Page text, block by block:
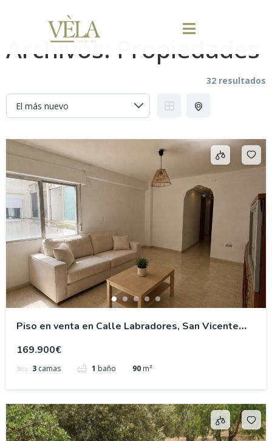
Archivos: Propiedades
32 resultados
Piso en venta en Calle Labradores, San Vicente
169.900€
3 camas 1 baño 90 m²